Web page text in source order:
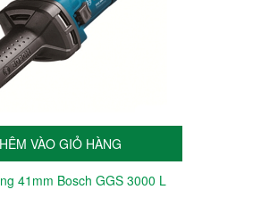
VÀO GIỎ HÀNG
41mm Bosch GGS 3000 L